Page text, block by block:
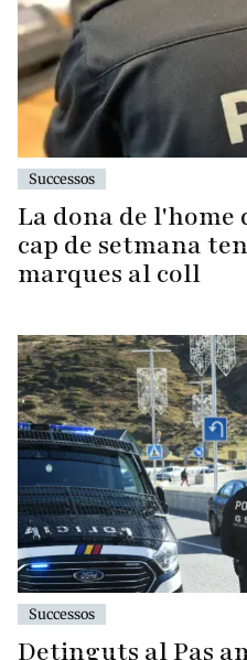
Successos
La dona de
cap de setmana
marques al coll
Successos
Detinguts al Pas